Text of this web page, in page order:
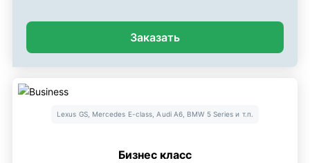
Заказать
Lexus GS, Mercedes E-class, Audi A6, BMW 5 Series и т.п.
Бизнес класс